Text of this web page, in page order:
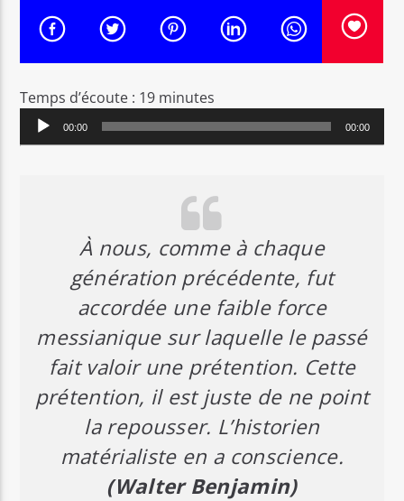
ANONS EDITORYAL
Radyo Makandal Sove
Temps d’écoute : 19 minutes
Audio
Player
00:00 00:00
À nous, comme à chaque
génération précédente, fut
accordée une faible force
messianique sur laquelle le passé
fait valoir une prétention. Cette
prétention, il est juste de ne point
la repousser. L’historien
matérialiste en a conscience.
(Walter Benjamin)